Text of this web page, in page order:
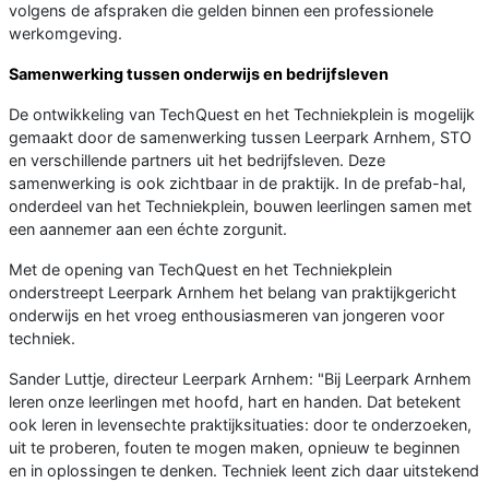
volgens de afspraken die gelden binnen een professionele
werkomgeving.
Samenwerking tussen onderwijs en bedrijfsleven
De ontwikkeling van TechQuest en het Techniekplein is mogelijk
gemaakt door de samenwerking tussen Leerpark Arnhem, STO
en verschillende partners uit het bedrijfsleven. Deze
samenwerking is ook zichtbaar in de praktijk. In de prefab-hal,
onderdeel van het Techniekplein, bouwen leerlingen samen met
een aannemer aan een échte zorgunit.
Met de opening van TechQuest en het Techniekplein
onderstreept Leerpark Arnhem het belang van praktijkgericht
onderwijs en het vroeg enthousiasmeren van jongeren voor
techniek.
Sander Luttje, directeur Leerpark Arnhem: "Bij Leerpark Arnhem
leren onze leerlingen met hoofd, hart en handen. Dat betekent
ook leren in levensechte praktijksituaties: door te onderzoeken,
uit te proberen, fouten te mogen maken, opnieuw te beginnen
en in oplossingen te denken. Techniek leent zich daar uitstekend